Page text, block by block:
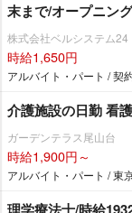
末まで/オープニング
株式会社ベルシステム24
時給1,650円
アルバイト・パート / 契
介護施設の日勤 看
ガーデンテラス尾山台
時給1,900円～
アルバイト・パート / 東